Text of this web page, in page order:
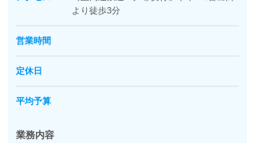
より徒歩3分
営業時間
定休日
平均予算
業務内容